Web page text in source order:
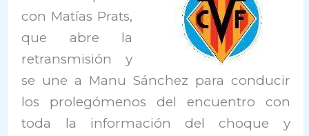
con Matías Prats,
que abre la
retransmisión y
se une a Manu Sánchez para conducir
los prolegómenos del encuentro con
toda la información del choque y